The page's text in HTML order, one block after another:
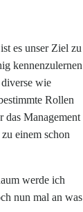
es unser Ziel zu
kennenzulernen
wie
Rollen
das Management
einem schon
werde ich
nun mal an was